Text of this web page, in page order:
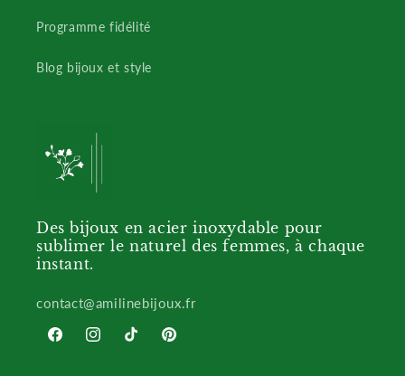
Programme fidélité
Blog bijoux et style
Des bijoux en acier inoxydable pour
sublimer le naturel des femmes, à chaque
instant.
contact@amilinebijoux.fr
FacebookInstagramTikTok Pinterest